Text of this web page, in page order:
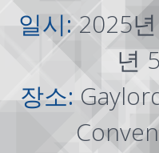
일시:2025
년
장소: